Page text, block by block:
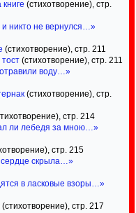
(стихотворение), стр.
никто не вернулся…»
(стихотворение), стр. 211
(стихотворение), стр. 211
воду…»
(стихотворение), стр.
стр. 214
ли лебедя за мною…»
стр. 215
скрыла…»
в ласковые взоры…»
(стихотворение), стр. 217